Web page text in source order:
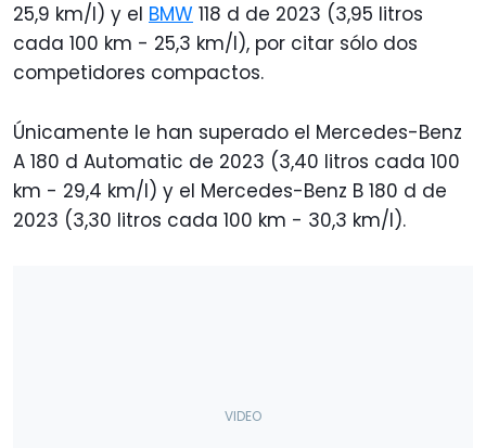
25,9 km/l) y el BMW 118 d de 2023 (3,95 litros
cada 100 km - 25,3 km/l), por citar sólo dos
competidores compactos.
Únicamente le han superado el Mercedes-Benz
A 180 d Automatic de 2023 (3,40 litros cada 100
km - 29,4 km/l) y el Mercedes-Benz B 180 d de
2023 (3,30 litros cada 100 km - 30,3 km/l).